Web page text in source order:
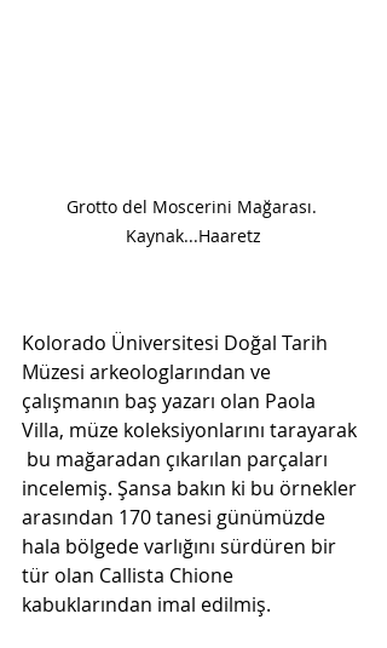
Grotto del Moscerini Mağarası.
Kaynak...Haaretz
Kolorado Üniversitesi Doğal Tarih
Müzesi arkeologlarından ve
çalışmanın baş yazarı olan Paola
Villa, müze koleksiyonlarını tarayarak
bu mağaradan çıkarılan parçaları
incelemiş. Şansa bakın ki bu örnekler
arasından 170 tanesi günümüzde
hala bölgede varlığını sürdüren bir
tür olan Callista Chione
kabuklarından imal edilmiş.